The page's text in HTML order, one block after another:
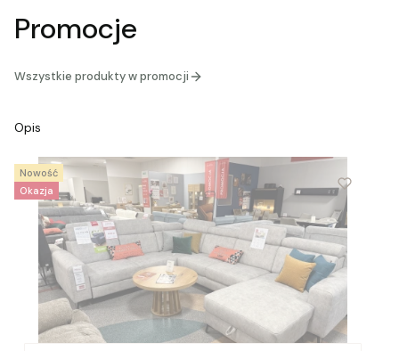
Promocje
Wszystkie produkty w promocji
Opis
Okazja
Nowość